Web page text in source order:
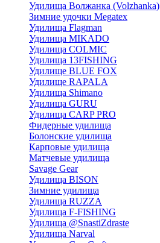
Удилища Волжанка (Volzhanka)
Зимние удочки Megatex
Удилища Flagman
Удилища MIKADO
Удилища COLMIC
Удилища 13FISHING
Удилище BLUE FOX
Удилище RAPALA
Удилища Shimano
Удилища GURU
Удилища CARP PRO
Фидерные удилища
Болонские удилища
Карповые удилища
Матчевые удилища
Savage Gear
Удилища BISON
Зимние удилища
Удилища RUZZA
Удилища F-FISHING
Удилища @SnastiZdraste
Удилища Narval